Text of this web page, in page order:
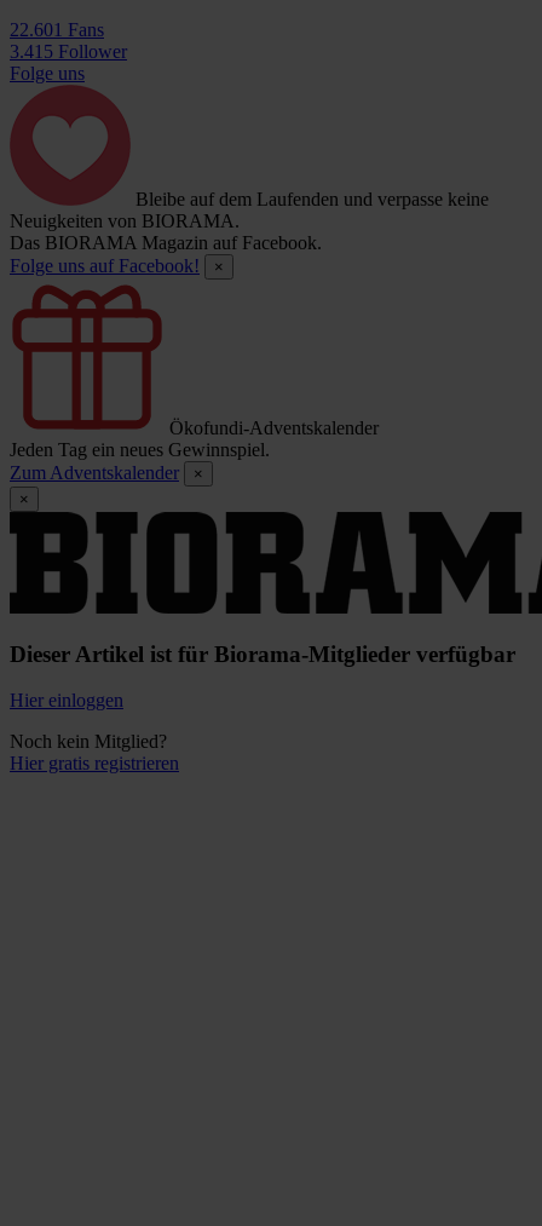
22.601 Fans
3.415 Follower
Folge uns
Bleibe auf dem Laufenden und verpasse keine
Neuigkeiten von BIORAMA.
Das BIORAMA Magazin auf Facebook.
Folge uns auf Facebook!
×
Ökofundi-Adventskalender
Jeden Tag ein neues Gewinnspiel.
Zum Adventskalender
×
×
Dieser Artikel ist für Biorama-Mitglieder verfügbar
Hier einloggen
Noch kein Mitglied?
Hier gratis registrieren